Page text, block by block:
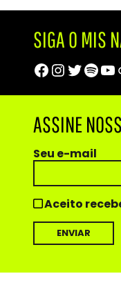
SIGA O MIS
Facebook
Twitter
ASSINE
Seu e-mail
Aceito